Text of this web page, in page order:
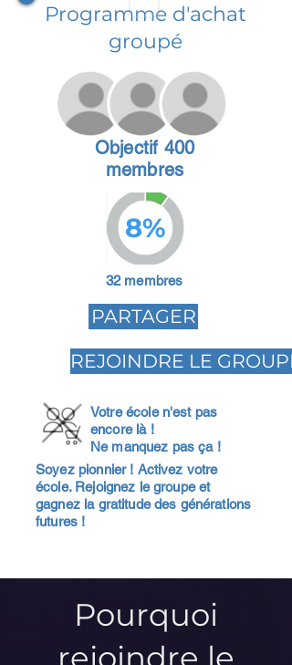
Programme d'achat
groupé
Objectif 400
membres
8%
32 membres
PARTAGER
REJOINDRE LE GROUPE
Votre école n'est pas
encore là !
Ne manquez pas ça !
Soyez pionnier ! Activez votre
école. Rejoignez le groupe et
gagnez la gratitude des générations
futures !
Pourquoi